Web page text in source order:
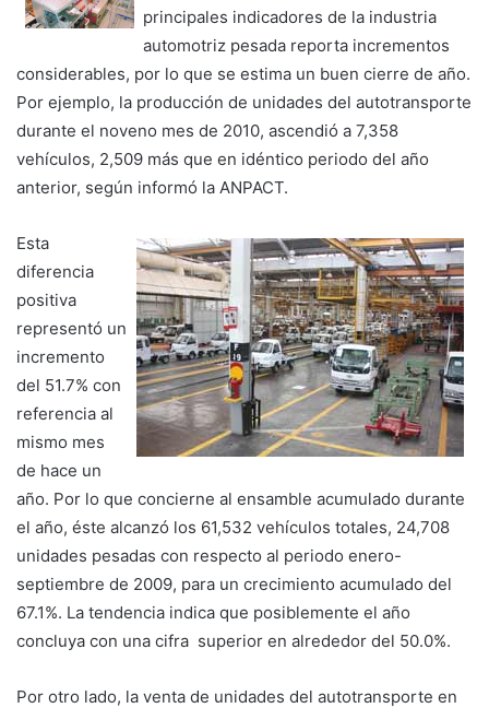
principales indicadores de la industria
automotriz pesada reporta incrementos
considerables, por lo que se estima un buen cierre de año.
Por ejemplo, la producción de unidades del autotransporte
durante el noveno mes de 2010, ascendió a 7,358
vehículos, 2,509 más que en idéntico periodo del año
anterior, según informó la ANPACT.
Esta
diferencia
positiva
representó un
incremento
del 51.7% con
referencia al
mismo mes
de hace un
año. Por lo que concierne al ensamble acumulado durante
el año, éste alcanzó los 61,532 vehículos totales, 24,708
unidades pesadas con respecto al periodo enero-
septiembre de 2009, para un crecimiento acumulado del
67.1%. La tendencia indica que posiblemente el año
concluya con una cifra superior en alrededor del 50.0%.
Por otro lado, la venta de unidades del autotransporte en